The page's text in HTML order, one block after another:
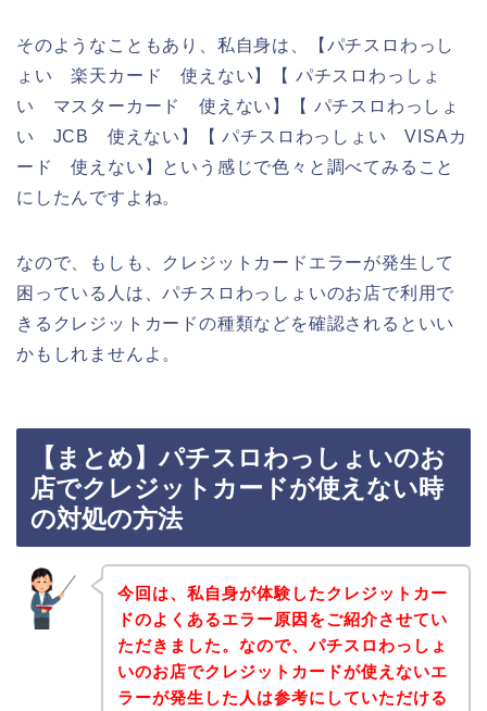
そのようなこともあり、私自身は、【パチスロわっし
ょい 楽天カード 使えない】【 パチスロわっしょ
い マスターカード 使えない】【 パチスロわっしょ
い JCB 使えない】【 パチスロわっしょい VISAカ
ード 使えない】という感じで色々と調べてみること
にしたんですよね。
なので、もしも、クレジットカードエラーが発生して
困っている人は、パチスロわっしょいのお店で利用で
きるクレジットカードの種類などを確認されるといい
かもしれませんよ。
【まとめ】パチスロわっしょいのお
店でクレジットカードが使えない時
の対処の方法
今回は、私自身が体験したクレジットカー
ドのよくあるエラー原因をご紹介させてい
ただきました。なので、パチスロわっしょ
いのお店でクレジットカードが使えないエ
ラーが発生した人は参考にしていただける